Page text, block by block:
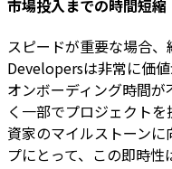
市場投入までの時間短縮
スピードが重要な場合
Developersは非常に価
オンボーディング時間
く一部でプロジェクトを
資家のマイルストーン
プにとって、この即時性